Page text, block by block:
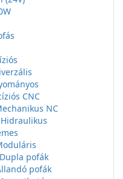
CNC
NC
Hidraulikus
pofák
pofák